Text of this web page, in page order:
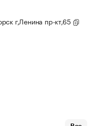
г,Ленина пр-кт,65